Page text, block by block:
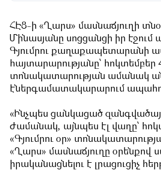
ՀԷՑ-ի «Ղարս» մասնաճյուղի
Մինասյանը սոցցանցի իր էջում
Գյումրու քաղաքապետարանի
հայտարարությանը՝ հոկտեմբեր
տոնակատարության ամանակ
էներգամատակարարում
«Ինչպես ցանկացած
ժամանակ, այնպես էլ վաղը՝
«Գյումրու օր»
«Ղարս» մասնաճյուղը օրենքով
իրականացնելու է լրացուցիչ